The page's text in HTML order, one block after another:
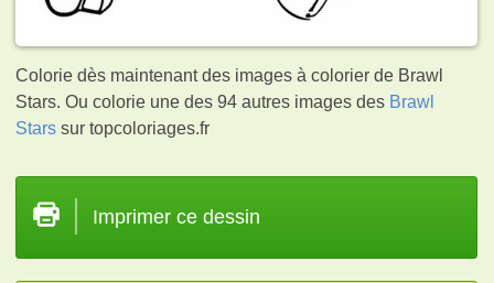
Colorie dès maintenant des images à colorier de Brawl
Stars. Ou colorie une des 94 autres images des Brawl
Stars sur topcoloriages.fr
Imprimer ce dessin